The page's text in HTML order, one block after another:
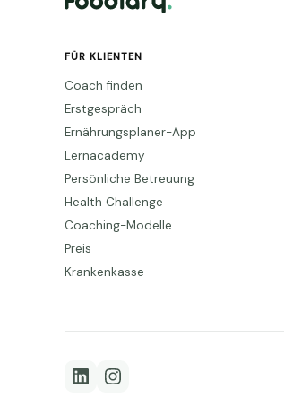
FÜR KLIENTEN
Coach finden
Erstgespräch
Ernährungsplaner-App
Lernacademy
Persönliche Betreuung
Health Challenge
Coaching-Modelle
Preis
Krankenkasse